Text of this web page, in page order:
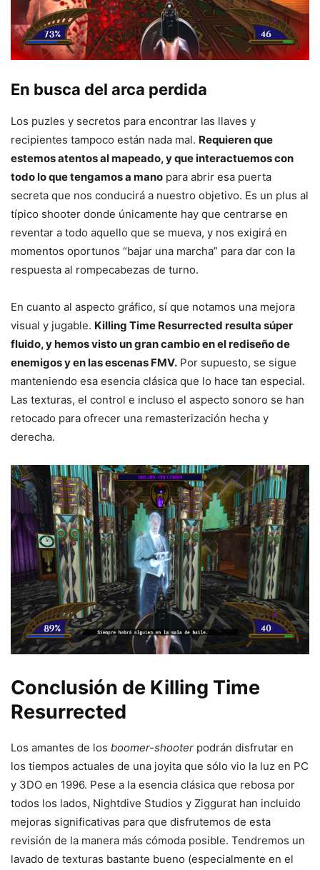
En busca del arca perdida
Los puzles y secretos para encontrar las llaves y
recipientes tampoco están nada mal. Requieren que
estemos atentos al mapeado, y que interactuemos con
todo lo que tengamos a mano para abrir esa puerta
secreta que nos conducirá a nuestro objetivo. Es un plus al
típico shooter donde únicamente hay que centrarse en
reventar a todo aquello que se mueva, y nos exigirá en
momentos oportunos “bajar una marcha” para dar con la
respuesta al rompecabezas de turno.
En cuanto al aspecto gráfico, sí que notamos una mejora
visual y jugable. Killing Time Resurrected resulta súper
fluido, y hemos visto un gran cambio en el rediseño de
enemigos y en las escenas FMV. Por supuesto, se sigue
manteniendo esa esencia clásica que lo hace tan especial.
Las texturas, el control e incluso el aspecto sonoro se han
retocado para ofrecer una remasterización hecha y
derecha.
Conclusión de Killing Time
Resurrected
Los amantes de los boomer-shooter podrán disfrutar en
los tiempos actuales de una joyita que sólo vio la luz en PC
y 3DO en 1996. Pese a la esencia clásica que rebosa por
todos los lados, Nightdive Studios y Ziggurat han incluido
mejoras significativas para que disfrutemos de esta
revisión de la manera más cómoda posible. Tendremos un
lavado de texturas bastante bueno (especialmente en el